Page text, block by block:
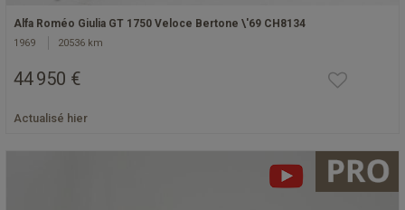
Alfa Roméo Giulia GT 1750 Veloce Bertone \'69 CH8134
1969 20536 km
44 950 €
Actualisé hier